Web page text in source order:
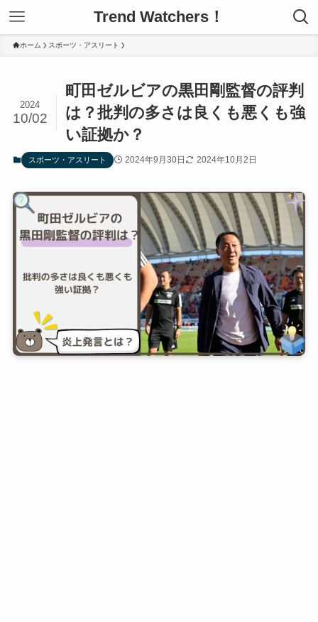
Trend Watchers！
ホーム スポーツ・アスリート
町田ゼルビアの黒田剛監督の評判
は？批判の多さは良くも悪くも強
い証拠か？
2024
10/02
スポーツ・アスリート 2024年9月30日 2024年10月2日